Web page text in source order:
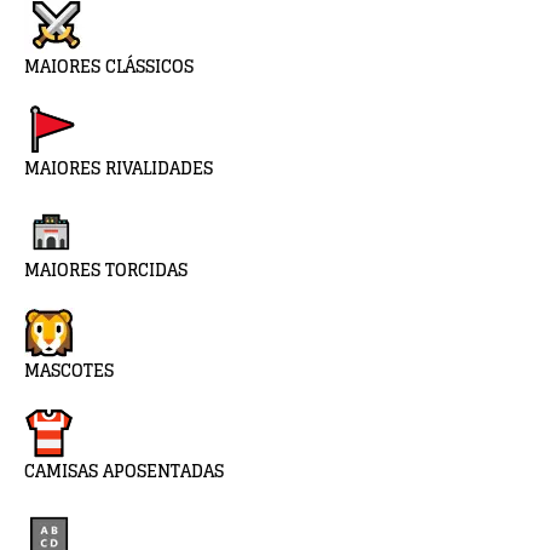
MAIORES CLÁSSICOS
MAIORES RIVALIDADES
MAIORES TORCIDAS
MASCOTES
CAMISAS APOSENTADAS